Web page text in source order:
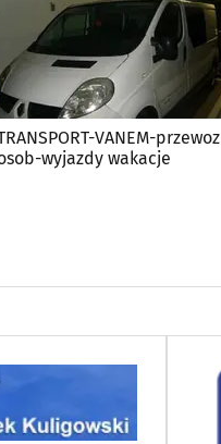
VANEM-przewoz
wyjazdy wakacje